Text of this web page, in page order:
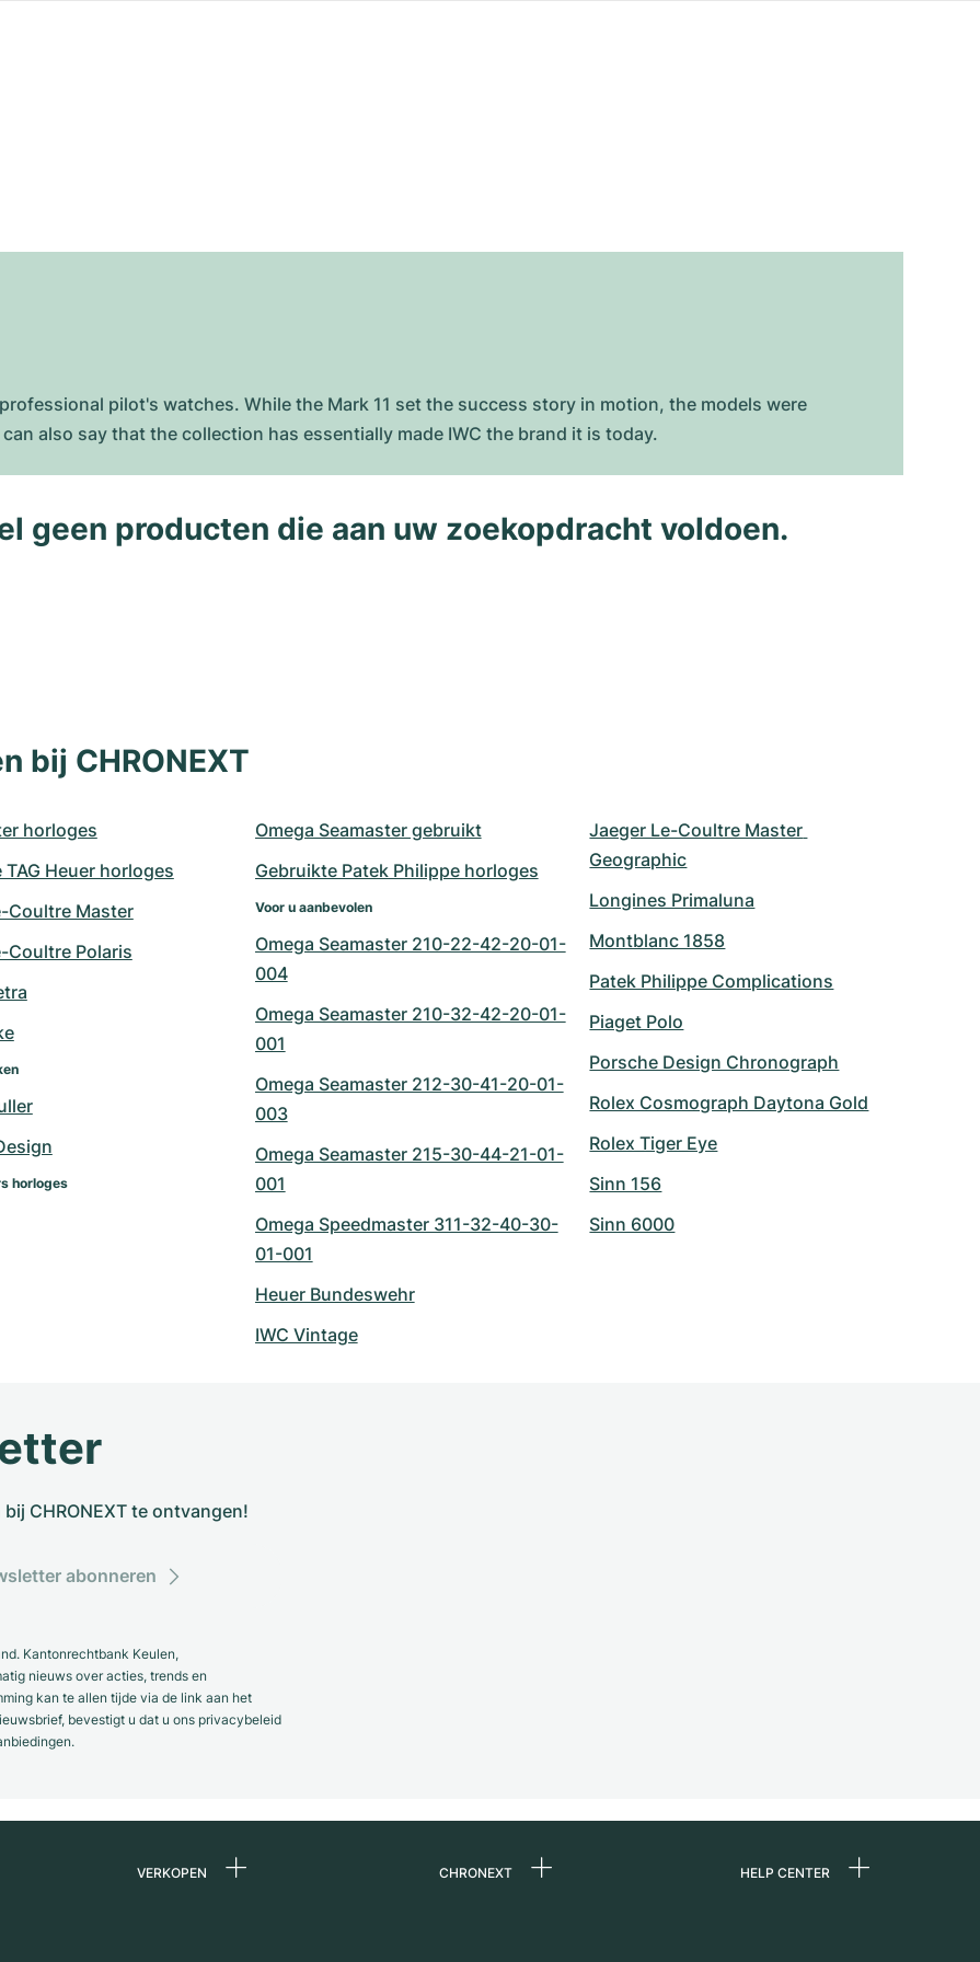
pilot's watches. While the Mark 11 set the success story in motion, the models were
also say that the collection has essentially made IWC the brand it is today.
geen producten die aan uw zoekopdracht voldoen.
bij CHRONEXT
horloges
TAG Heuer horloges
Coultre Master
Coultre Polaris
horloges
Omega Seamaster gebruikt
Gebruikte Patek Philippe horloges
Voor u aanbevolen
Omega Seamaster 210-22-42-20-01-
004
Omega Seamaster 210-32-42-20-01-
001
Omega Seamaster 212-30-41-20-01-
003
Omega Seamaster 215-30-44-21-01-
001
Omega Speedmaster 311-32-40-30-
01-001
Heuer Bundeswehr
IWC Vintage
Jaeger Le-Coultre Master
Geographic
Longines Primaluna
Montblanc 1858
Patek Philippe Complications
Piaget Polo
Porsche Design Chronograph
Rolex Cosmograph Daytona Gold
Rolex Tiger Eye
Sinn 156
Sinn 6000
CHRONEXT te ontvangen!
abonneren
Kantonrechtbank Keulen,
nieuws over acties, trends en
kan te allen tijde via de link aan het
bevestigt u dat u ons privacybeleid
VERKOPEN CHRONEXT HELP CENTER